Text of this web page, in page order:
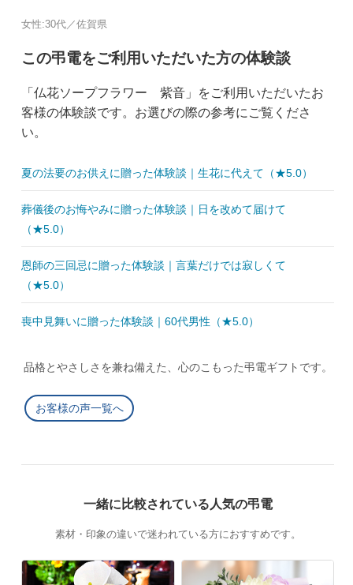
女性:30代／佐賀県
この弔電をご利用いただいた方の体験談
「仏花ソープフラワー 紫音」をご利用いただいたお
客様の体験談です。お選びの際の参考にご覧くださ
い。
夏の法要のお供えに贈った体験談｜生花に代えて（★5.0）
葬儀後のお悔やみに贈った体験談｜日を改めて届けて
（★5.0）
恩師の三回忌に贈った体験談｜言葉だけでは寂しくて
（★5.0）
喪中見舞いに贈った体験談｜60代男性（★5.0）
品格とやさしさを兼ね備えた、心のこもった弔電ギフトです。
お客様の声一覧へ
一緒に比較されている人気の弔電
素材・印象の違いで迷われている方におすすめです。